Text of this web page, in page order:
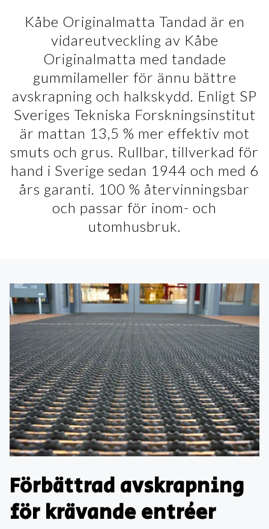
Kåbe Originalmatta Tandad är en
vidareutveckling av Kåbe
Originalmatta med tandade
gummilameller för ännu bättre
avskrapning och halkskydd. Enligt SP
Sveriges Tekniska Forskningsinstitut
är mattan 13,5 % mer effektiv mot
smuts och grus. Rullbar, tillverkad för
hand i Sverige sedan 1944 och med 6
års garanti. 100 % återvinningsbar
och passar för inom- och
utomhusbruk.
Förbättrad avskrapning
för krävande entréer